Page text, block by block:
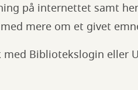
på internettet samt
mere om et givet
Bibliotekslogin eller